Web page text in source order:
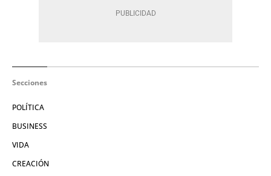
Secciones
POLÍTICA
BUSINESS
VIDA
CREACIÓN